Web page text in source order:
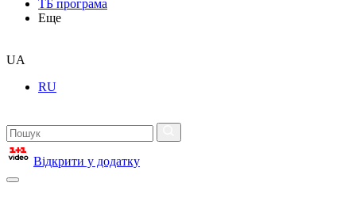
ТБ програма
Еще
UA
RU
Відкрити у додатку